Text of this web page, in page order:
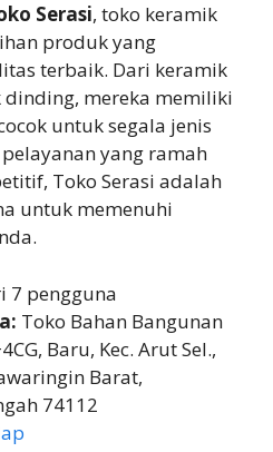
Serasi, toko keramik
produk yang
terbaik. Dari keramik
mereka memiliki
untuk segala jenis
yang ramah
Toko Serasi adalah
untuk memenuhi
7 pengguna
Toko Bahan Bangunan
Baru, Kec. Arut Sel.,
Barat,
74112